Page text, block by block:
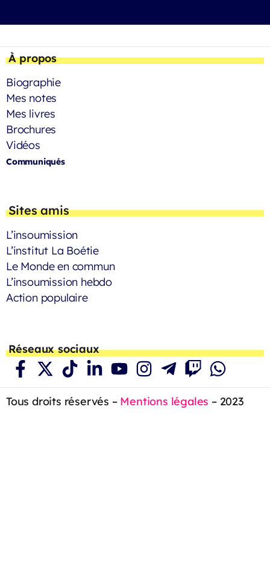
À propos
Biographie
Mes notes
Mes livres
Brochures
Vidéos
Communiqués
Sites amis
L’insoumission
L’institut La Boétie
Le Monde en commun
L’insoumission hebdo
Action populaire
Réseaux sociaux
Tous droits réservés – Mentions légales – 2023